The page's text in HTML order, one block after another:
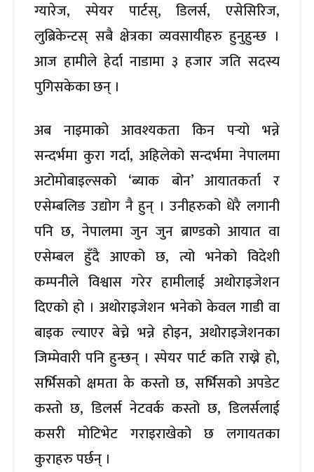
ग्यारेज, स्पेयर पार्टस्, डिलर्स, एसेसिरिज,
लुब्रिकेन्टस् सबै क्षेत्रका व्यवसायीहरु हुनुहुन्छ ।
आज हामीले हेर्दा नाडामा ३ हजार जति सदस्य
पुगिसकेका छन् ।
अब नाइमाको आवश्यकता किन पर्‍यो भन्ने
सन्दर्भमा कुरा गर्दा, अहिलेको सन्दर्भमा नेपालमा
अटोमोबाइल्सको ‘ब्याक बोन’ आयातकर्ता र
एसेम्बलिङ उद्योग नै हुन् । उनीहरुको धेरै लगानी
पनि छ, नेपालमा जुन जुन ब्राण्डको आयात वा
एसेम्बल हुँदै आएको छ, त्यो भनेको विदेशी
कम्पनीले विश्वास गरेर हामीलाई अथोराइजेशन
दिएको हो । अथोराइजेशन भनेको केवल गाडी वा
बाइक ल्याएर बेच्ने भन्ने होइन, अथोराइजेशनका
जिम्मेवारी पनि हुन्छन् । स्पेयर पार्ट कति राख्ने हो,
सर्भिसको क्षमता के कस्तो छ, सर्भिसको अपडेट
कस्तो छ, डिलर्स नेटवर्क कस्तो छ, डिलर्सलाई
कसरी मोटिभेट गराइराखेको छ लगायतका
कुराहरु पर्छन् ।